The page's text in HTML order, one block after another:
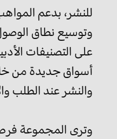
للنشر، بدعم
وتوسيع نطاق
على التصنيفات
أسواق جديدة من
والنشر عند الطلب
وترى المجموعة